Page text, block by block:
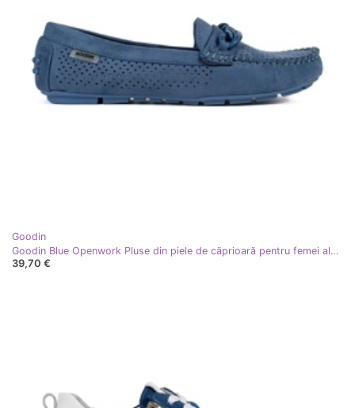
Goodin
Goodin Blue Openwork Pluse din piele de căprioară pentru femei albastru
39,70 €